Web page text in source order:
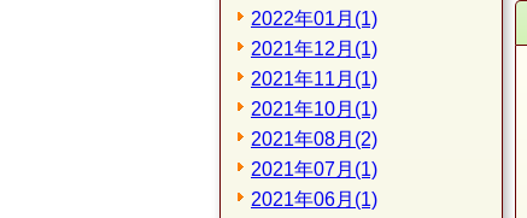
2022年01月(1)
2021年12月(1)
2021年11月(1)
2021年10月(1)
2021年08月(2)
2021年07月(1)
2021年06月(1)